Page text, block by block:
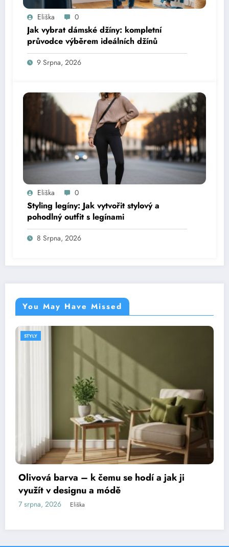
Eliška 0
Jak vybrat dámské džíny: kompletní
průvodce výběrem ideálních džínů
9 Srpna, 2026
Eliška 0
Styling legíny: Jak vytvořit stylový a
pohodlný outfit s legínami
8 Srpna, 2026
You May Have Missed
Sako a tričko: rozdíly, vlastnosti a
pro různé příležitosti
6 srpna, 2026